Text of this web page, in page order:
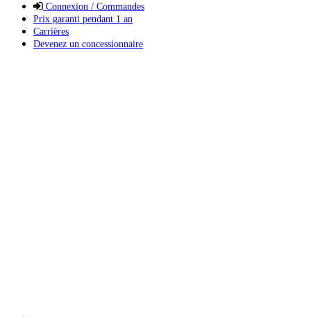
Connexion / Commandes
Prix garanti pendant 1 an
Carrières
Devenez un concessionnaire